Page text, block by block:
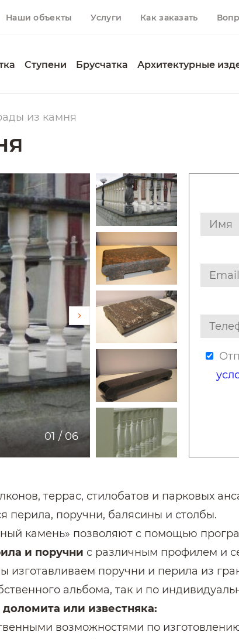
Наши объекты Услуги Как заказать
Ступени Брусчатка Архитектурные
из камня
01 /06
террас, стилобатов и парковых
поручни, балясины и столбы.
камень» позволяют с помощью
и поручни с различным профилем и
поручни и перила из
альбома, так и по
или известняка:
возможностями по